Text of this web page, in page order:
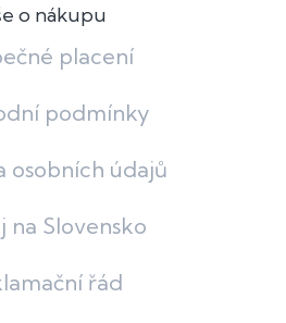
o nákupu
placení
podmínky
osobních údajů
na Slovensko
řád